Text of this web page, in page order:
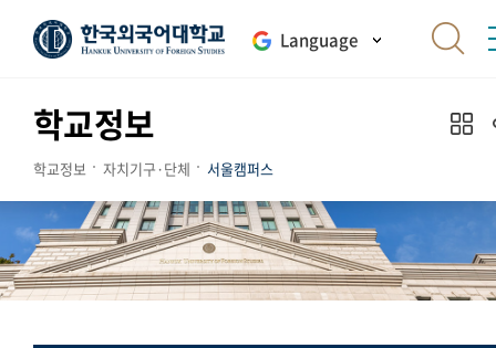
Language
학교정보
학교정보 자치기구·단체 서울캠퍼스